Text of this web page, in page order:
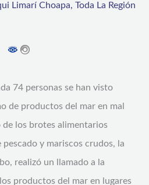
Limarí Choapa, Toda La Región
74 personas se han visto
de productos del mar en mal
los brotes alimentarios
y mariscos crudos, la
realizó un llamado a la
productos del mar en lugares